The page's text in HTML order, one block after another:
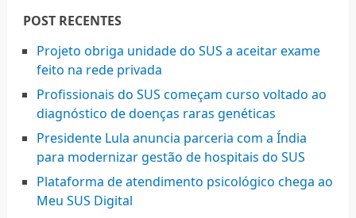
POST RECENTES
Projeto obriga unidade do SUS a aceitar exame
feito na rede privada
Profissionais do SUS começam curso voltado ao
diagnóstico de doenças raras genéticas
Presidente Lula anuncia parceria com a Índia
para modernizar gestão de hospitais do SUS
Plataforma de atendimento psicológico chega ao
Meu SUS Digital